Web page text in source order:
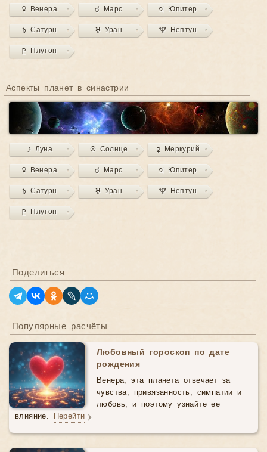
♀ Венера ♂ Марс ♃ Юпитер
♄ Сатурн ♅ Уран ♆ Нептун
♇ Плутон
Аспекты планет в синастрии
☽ Луна ☉ Солнце ☿ Меркурий
♀ Венера ♂ Марс ♃ Юпитер
♄ Сатурн ♅ Уран ♆ Нептун
♇ Плутон
Поделиться
Популярные расчёты
Любовный гороскоп по дате
рождения
Венера, эта планета отвечает за
чувства, привязанность, симпатии и
любовь, и поэтому узнайте ее
влияние. Перейти